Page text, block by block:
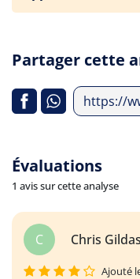
Partager cette
https://
Évaluations
1 avis sur cette analyse
C Chris Gildas
Ajouté